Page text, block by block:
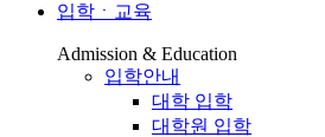
입학ㆍ교육
Admission & Education
입학안내
대학 입학
대학원 입학